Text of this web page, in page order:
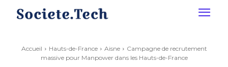
Accueil Hauts-de-France Aisne
Campagne de recrutement
massive pour Manpower dans les Hauts-de-France